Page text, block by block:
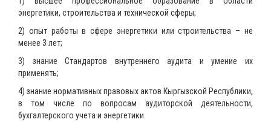
энергетики, строительства и технической сферы;
2) опыт работы в сфере энергетики или строительства – не
менее 3 лет;
3) знание Стандартов внутреннего аудита и умение их
применять;
4) знание нормативных правовых актов Кыргызской Республики,
в том числе по вопросам аудиторской деятельности,
бухгалтерского учета и энергетики.